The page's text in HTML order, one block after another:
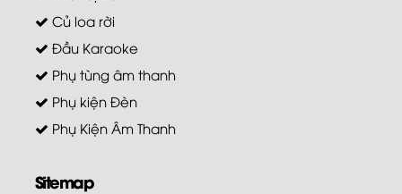
Củ loa rời
Đầu Karaoke
Phụ tùng âm thanh
Phụ kiện Đèn
Phụ Kiện Âm Thanh
Sitemap